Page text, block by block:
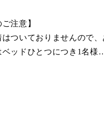
注意】
はついておりませんので
ベッドひとつにつき1名様